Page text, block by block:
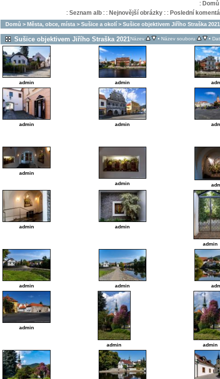
: Domů
: Seznam alb: : Nejnovější obrázky: : Poslední
Domů > Města, obce, místa > Sušice a okolí > Sušice objektivem Jiřího Straška 2021
Sušice objektivem Jiřího Straška 2021Název • Název souboru •
admin admin
admin admin
admin
admin
admin admin
admin
admin admin
admin
admin admin